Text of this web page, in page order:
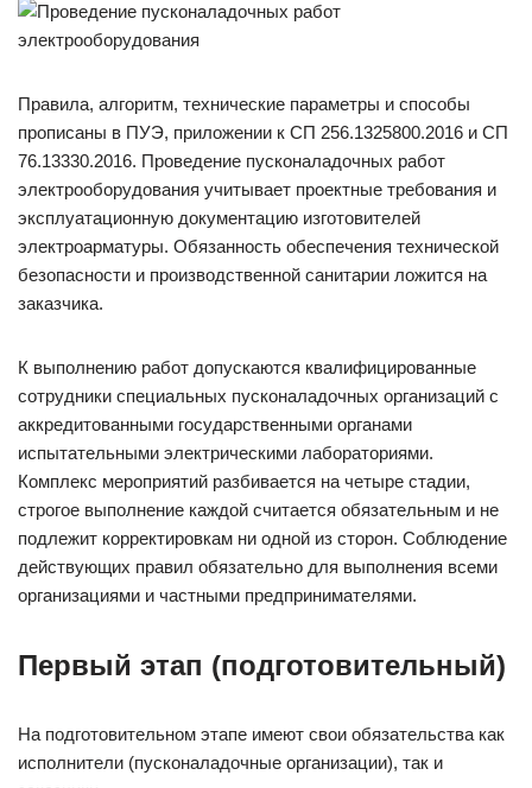
Правила, алгоритм, технические параметры и способы
прописаны в ПУЭ, приложении к СП 256.1325800.2016 и СП
76.13330.2016. Проведение пусконаладочных работ
электрооборудования учитывает проектные требования и
эксплуатационную документацию изготовителей
электроарматуры. Обязанность обеспечения технической
безопасности и производственной санитарии ложится на
заказчика.
К выполнению работ допускаются квалифицированные
сотрудники специальных пусконаладочных организаций с
аккредитованными государственными органами
испытательными электрическими лабораториями.
Комплекс мероприятий разбивается на четыре стадии,
строгое выполнение каждой считается обязательным и не
подлежит корректировкам ни одной из сторон. Соблюдение
действующих правил обязательно для выполнения всеми
организациями и частными предпринимателями.
Первый этап (подготовительный)
На подготовительном этапе имеют свои обязательства как
исполнители (пусконаладочные организации), так и